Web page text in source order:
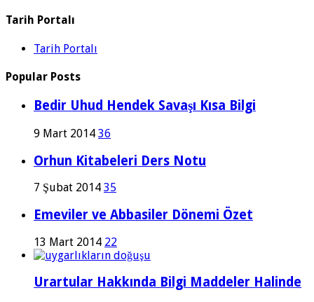
Tarih Portalı
Tarih Portalı
Popular Posts
Bedir Uhud Hendek Savaşı Kısa Bilgi
9 Mart 2014 36
Orhun Kitabeleri Ders Notu
7 Şubat 2014 35
Emeviler ve Abbasiler Dönemi Özet
13 Mart 2014 22
Urartular Hakkında Bilgi Maddeler Halinde